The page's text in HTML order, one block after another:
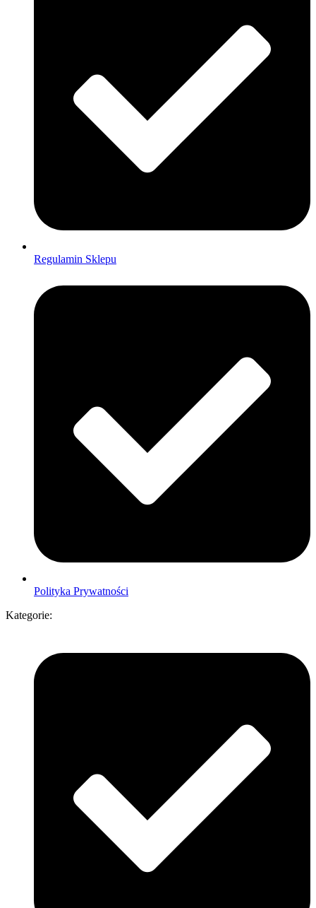
Regulamin Sklepu
Polityka Prywatności
Kategorie: